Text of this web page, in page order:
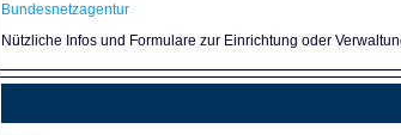
Bundesnetzagentur
Nützliche Infos und Formulare zur Einrichtung oder